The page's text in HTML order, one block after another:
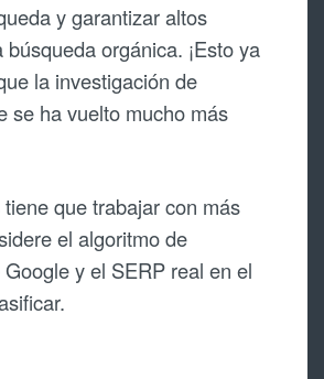
y garantizar altos
orgánica. ¡Esto ya
la investigación de
se ha vuelto mucho más
que trabajar con más
el algoritmo de
y el SERP real en el